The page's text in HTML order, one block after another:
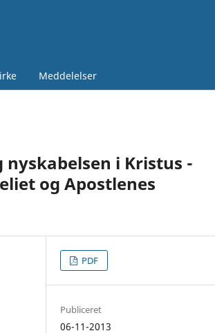
Meddelelser
nyskabelsen i Kristus -
og Apostlenes
PDF
Publiceret
06-11-2013